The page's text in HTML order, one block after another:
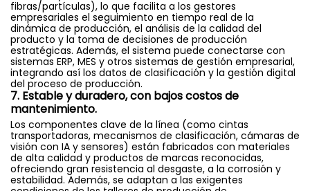
fibras/partículas), lo que facilita a los gestores
empresariales el seguimiento en tiempo real de la
dinámica de producción, el análisis de la calidad del
producto y la toma de decisiones de producción
estratégicas. Además, el sistema puede conectarse con
sistemas ERP, MES y otros sistemas de gestión empresarial,
integrando así los datos de clasificación y la gestión digital
del proceso de producción.
7. Estable y duradero, con bajos costos de
mantenimiento.
Los componentes clave de la línea (como cintas
transportadoras, mecanismos de clasificación, cámaras de
visión con IA y sensores) están fabricados con materiales
de alta calidad y productos de marcas reconocidas,
ofreciendo gran resistencia al desgaste, a la corrosión y
estabilidad. Además, se adaptan a las exigentes